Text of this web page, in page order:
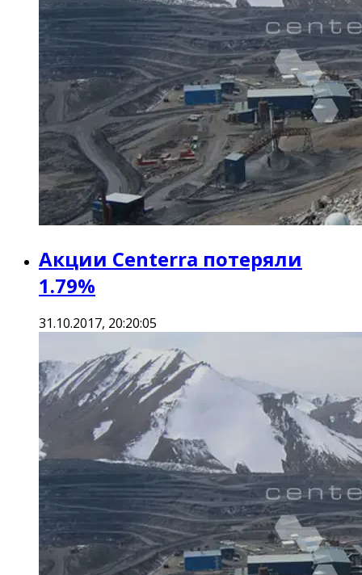
Акции Centerra потеряли
1.79%
31.10.2017, 20:20:05